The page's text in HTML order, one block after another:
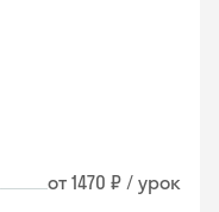
от 1470 ₽ / урок